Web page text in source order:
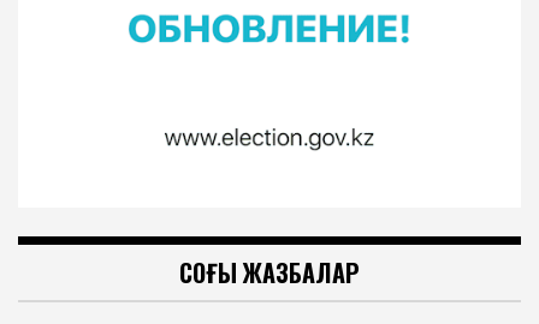
СОҢҒЫ ЖАЗБАЛАР